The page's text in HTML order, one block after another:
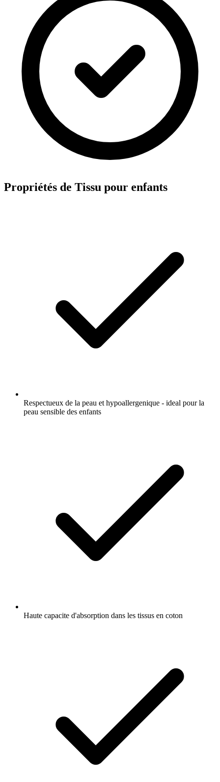
Propriétés de Tissu pour enfants
Respectueux de la peau et hypoallergenique - ideal pour la
peau sensible des enfants
Haute capacite d'absorption dans les tissus en coton